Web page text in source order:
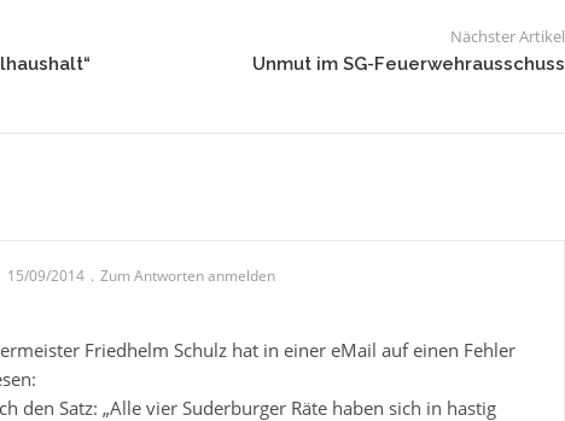
Nächster Artikel
Unmut im SG-Feuerwehrausschuss
15/09/2014 Zum Antworten anmelden
Friedhelm Schulz hat in einer eMail auf einen Fehler
den Satz: „Alle vier Suderburger Räte haben sich in hastig